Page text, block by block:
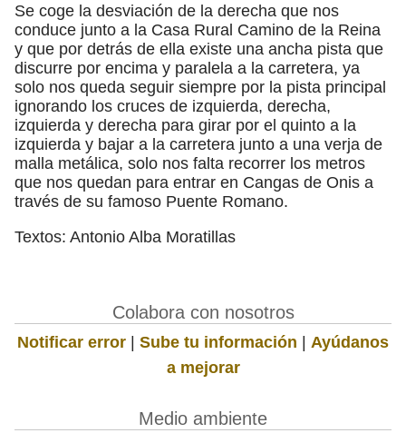
Se coge la desviación de la derecha que nos
conduce junto a la Casa Rural Camino de la Reina
y que por detrás de ella existe una ancha pista que
discurre por encima y paralela a la carretera, ya
solo nos queda seguir siempre por la pista principal
ignorando los cruces de izquierda, derecha,
izquierda y derecha para girar por el quinto a la
izquierda y bajar a la carretera junto a una verja de
malla metálica, solo nos falta recorrer los metros
que nos quedan para entrar en Cangas de Onis a
través de su famoso Puente Romano.
Textos: Antonio Alba Moratillas
Colabora con nosotros
Notificar error | Sube tu información | Ayúdanos
a mejorar
Medio ambiente